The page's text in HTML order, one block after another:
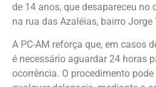
de 14 anos, que desapareceu no
na rua das Azaléias, bairro Jorge
A PC-AM reforça que, em casos
é necessário aguardar 24 horas
ocorrência. O procedimento